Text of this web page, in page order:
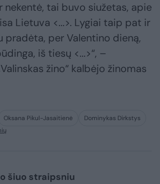
nekentė, tai buvo siužetas, apie
Lietuva <...>. Lygiai taip pat ir
pradėta, per Valentino dieną,
iš tiesų <...>“, –
žino“ kalbėjo žinomas
Oksana Pikul-Jasaitienė
Dominykas Dirkstys
šiuo straipsniu